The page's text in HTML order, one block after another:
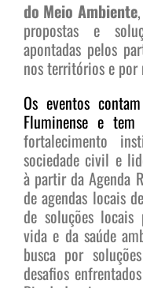
do Meio Ambiente
propostas e
apontadas pelos
nos territórios e
Os eventos
Fluminense e
fortalecimento
sociedade civil e
à partir da Agenda
de agendas locais
de soluções
vida e da saúde
busca por
desafios